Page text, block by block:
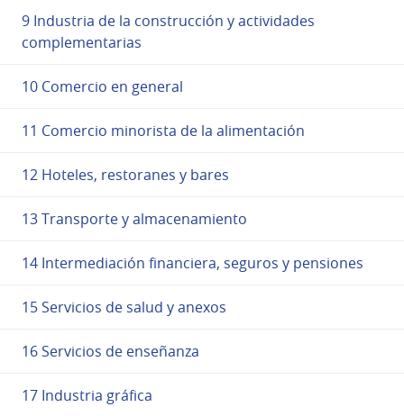
9 Industria de la construcción y actividades
complementarias
10 Comercio en general
11 Comercio minorista de la alimentación
12 Hoteles, restoranes y bares
13 Transporte y almacenamiento
14 Intermediación financiera, seguros y pensiones
15 Servicios de salud y anexos
16 Servicios de enseñanza
17 Industria gráfica